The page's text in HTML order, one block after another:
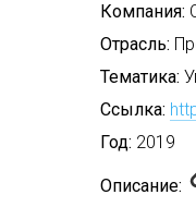
Компания:
Отрасль:
Тематика:
Ссылка:
Год: 2019
Описание: